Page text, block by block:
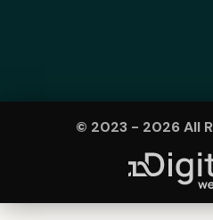
© 2023 - 2026 All